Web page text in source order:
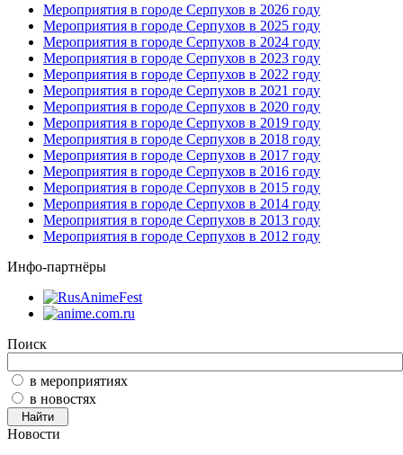
Мероприятия в городе Серпухов в 2026 году
Мероприятия в городе Серпухов в 2025 году
Мероприятия в городе Серпухов в 2024 году
Мероприятия в городе Серпухов в 2023 году
Мероприятия в городе Серпухов в 2022 году
Мероприятия в городе Серпухов в 2021 году
Мероприятия в городе Серпухов в 2020 году
Мероприятия в городе Серпухов в 2019 году
Мероприятия в городе Серпухов в 2018 году
Мероприятия в городе Серпухов в 2017 году
Мероприятия в городе Серпухов в 2016 году
Мероприятия в городе Серпухов в 2015 году
Мероприятия в городе Серпухов в 2014 году
Мероприятия в городе Серпухов в 2013 году
Мероприятия в городе Серпухов в 2012 году
Инфо-партнёры
Поиск
в мероприятиях
в новостях
Новости